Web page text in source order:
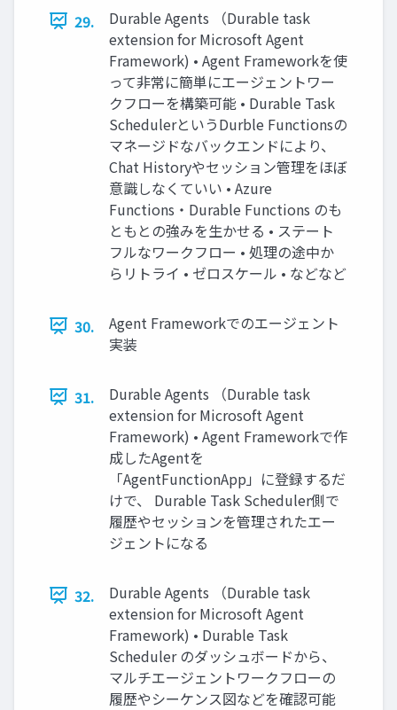
29.
Durable Agents （Durable task
extension for Microsoft Agent
Framework) • Agent Frameworkを使
って非常に簡単にエージェントワー
クフローを構築可能 • Durable Task
SchedulerというDurble Functionsの
マネージドなバックエンドにより、
Chat Historyやセッション管理をほぼ
意識しなくていい • Azure
Functions・Durable Functions のも
ともとの強みを生かせる • ステート
フルなワークフロー • 処理の途中か
らリトライ • ゼロスケール • などなど
30.
Agent Frameworkでのエージェント
実装
31.
Durable Agents （Durable task
extension for Microsoft Agent
Framework) • Agent Frameworkで作
成したAgentを
「AgentFunctionApp」に登録するだ
けで、 Durable Task Scheduler側で
履歴やセッションを管理されたエー
ジェントになる
32.
Durable Agents （Durable task
extension for Microsoft Agent
Framework) • Durable Task
Scheduler のダッシュボードから、
マルチエージェントワークフローの
履歴やシーケンス図などを確認可能